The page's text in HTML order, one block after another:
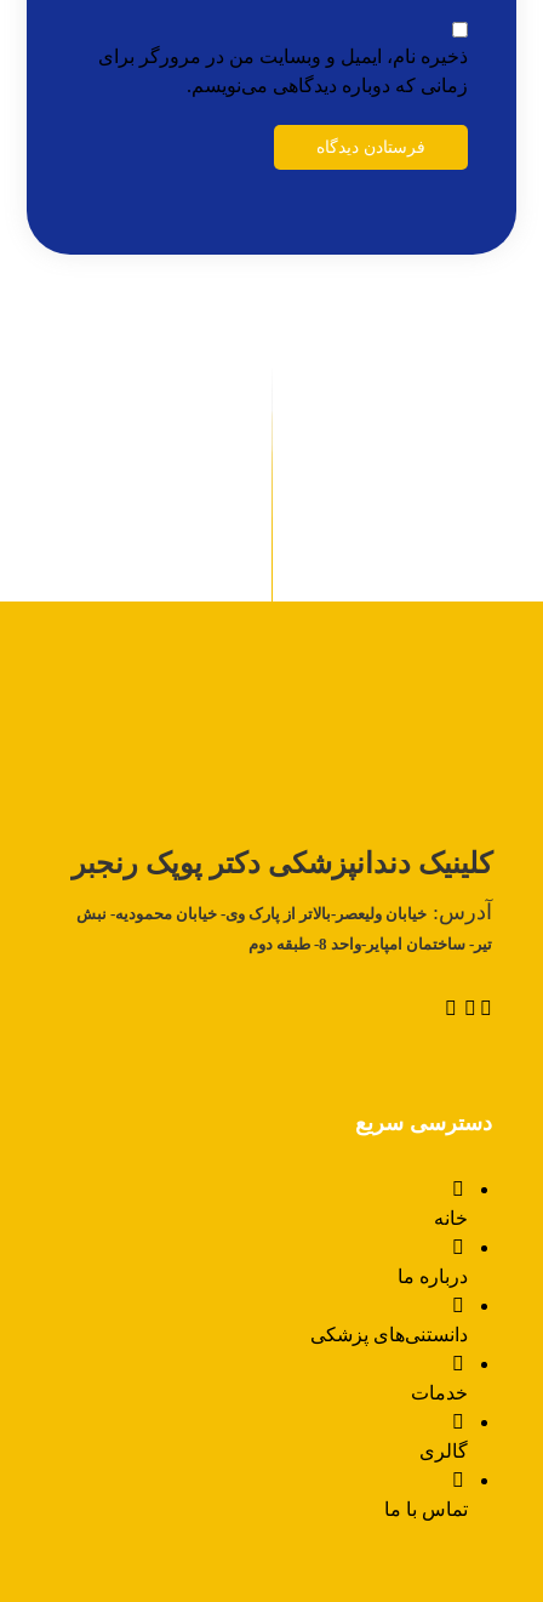
ذخیره نام، ایمیل و وبسایت من در مرورگر برای
زمانی که دوباره دیدگاهی می‌نویسم.
کلینیک دندانپزشکی دکتر‌ پوپک رنجبر
آدرس:خیابان ولیعصر-بالاتر از پارک وی- خیابان محمودیه- نبش
تیر- ساختمان امپایر-واحد 8- طبقه دوم
دسترسی سریع
خانه
درباره ما
دانستنی‌های پزشکی
خدمات
گالری
تماس با ما